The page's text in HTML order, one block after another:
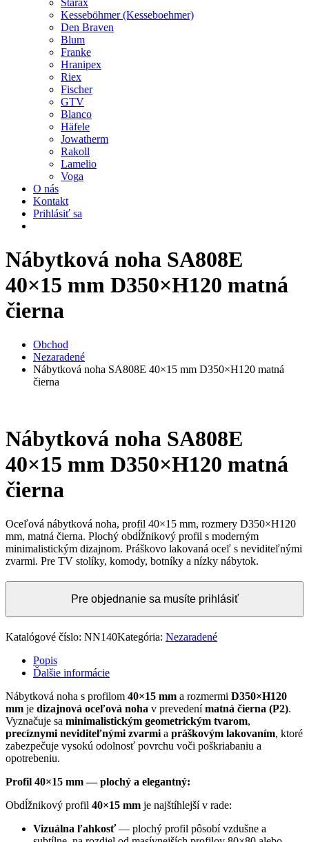
Kesseböhmer (Kesseboehmer)
Den Braven
Blum
Franke
Hranipex
Riex
Fischer
GTV
Blanco
Häfele
Jowatherm
Rakoll
Lamelio
Voga
O nás
Kontakt
Prihlásiť sa
Nábytková noha SA808E
40×15 mm D350×H120 matná
čierna
Obchod
Nezaradené
Nábytková noha SA808E 40×15 mm D350×H120 matná
čierna
Nábytková noha SA808E
40×15 mm D350×H120 matná
čierna
Oceľová nábytková noha, profil 40×15 mm, rozmery D350×H120
mm, matná čierna. Plochý obdĺžnikový profil s moderným
minimalistickým dizajnom. Práškovo lakovaná oceľ s neviditeľnými
zvarmi. Pre TV stolíky, komody, botníky a nízky nábytok.
Pre objednanie sa musíte prihlásiť
Katalógové číslo: NN140Kategória: Nezaradené
Popis
Ďalšie informácie
Nábytková noha s profilom 40×15 mm a rozmermi D350×H120
mm je dizajnová oceľová noha v prevedenímatná čierna (P2).
Vyznačuje sa minimalistickým geometrickým tvarom,
precíznymi neviditeľnými zvarmi a práškovým lakovaním, ktoré
zabezpečuje vysokú odolnosť povrchu voči poškriabaniu a
opotrebeniu.
Profil 40×15 mm — plochý a elegantný:
Obdĺžnikový profil 40×15 mm je najštíhlejší v rade:
Vizuálna ľahkosť— plochý profil pôsobí vzdušne a